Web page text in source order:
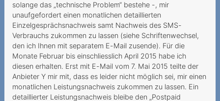
solange das „technische Problem“ bestehe -, mir
unaufgefordert einen monatlichen detaillierten
Einzelgesprächsnachweis samt Nachweis des SMS-
Verbrauchs zukommen zu lassen (siehe Schriftenwechsel,
den ich Ihnen mit separatem E-Mail zusende). Für die
Monate Februar bis einschliesslich April 2015 habe ich
diesen erhalten. Erst mit E-Mail vom 7. Mai 2015 teilte der
Anbieter Y mir mit, dass es leider nicht möglich sei, mir einen
monatlichen Leistungsnachweis zukommen zu lassen. Ein
detaillierter Leistungsnachweis bleibe den „Postpaid
2024
Preiserhöhung während der
Mindestvertragsdauer
Anbieter beruft sich zu
Unrecht auf
Mindestvertragsdauer
Grobfahrlässiges Handeln